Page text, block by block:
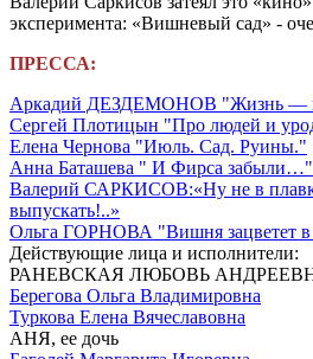
эксперимента: «Вишневый сад» -
ПРЕССА:
Аркадий ДЕЗДЕМОНОВ "Жизнь —
Сергей Плотицын "Про людей и
Елена Чернова "Июль. Сад. Руины."
Анна Баташева " И Фирса забыли…"
Валерий САРКИСОВ:«Ну не в
выпускать!..»
Ольга ГОРНОВА "Вишня зацветет
Действующие лица и исполнители:
РАНЕВСКАЯ ЛЮБОВЬ
Берегова Ольга Владимировна
Туркова Елена Вячеславовна
АНЯ, ее дочь